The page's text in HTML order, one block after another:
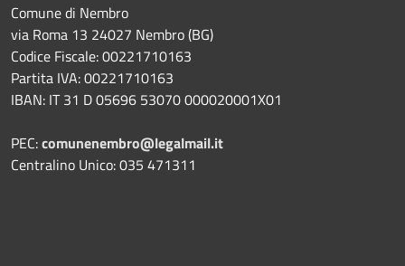
Comune di Nembro
via Roma 13 24027 Nembro (BG)
Codice Fiscale: 00221710163
Partita IVA: 00221710163
IBAN: IT 31 D 05696 53070 000020001X01
PEC:comunenembro@legalmail.it
Centralino Unico: 035 471311